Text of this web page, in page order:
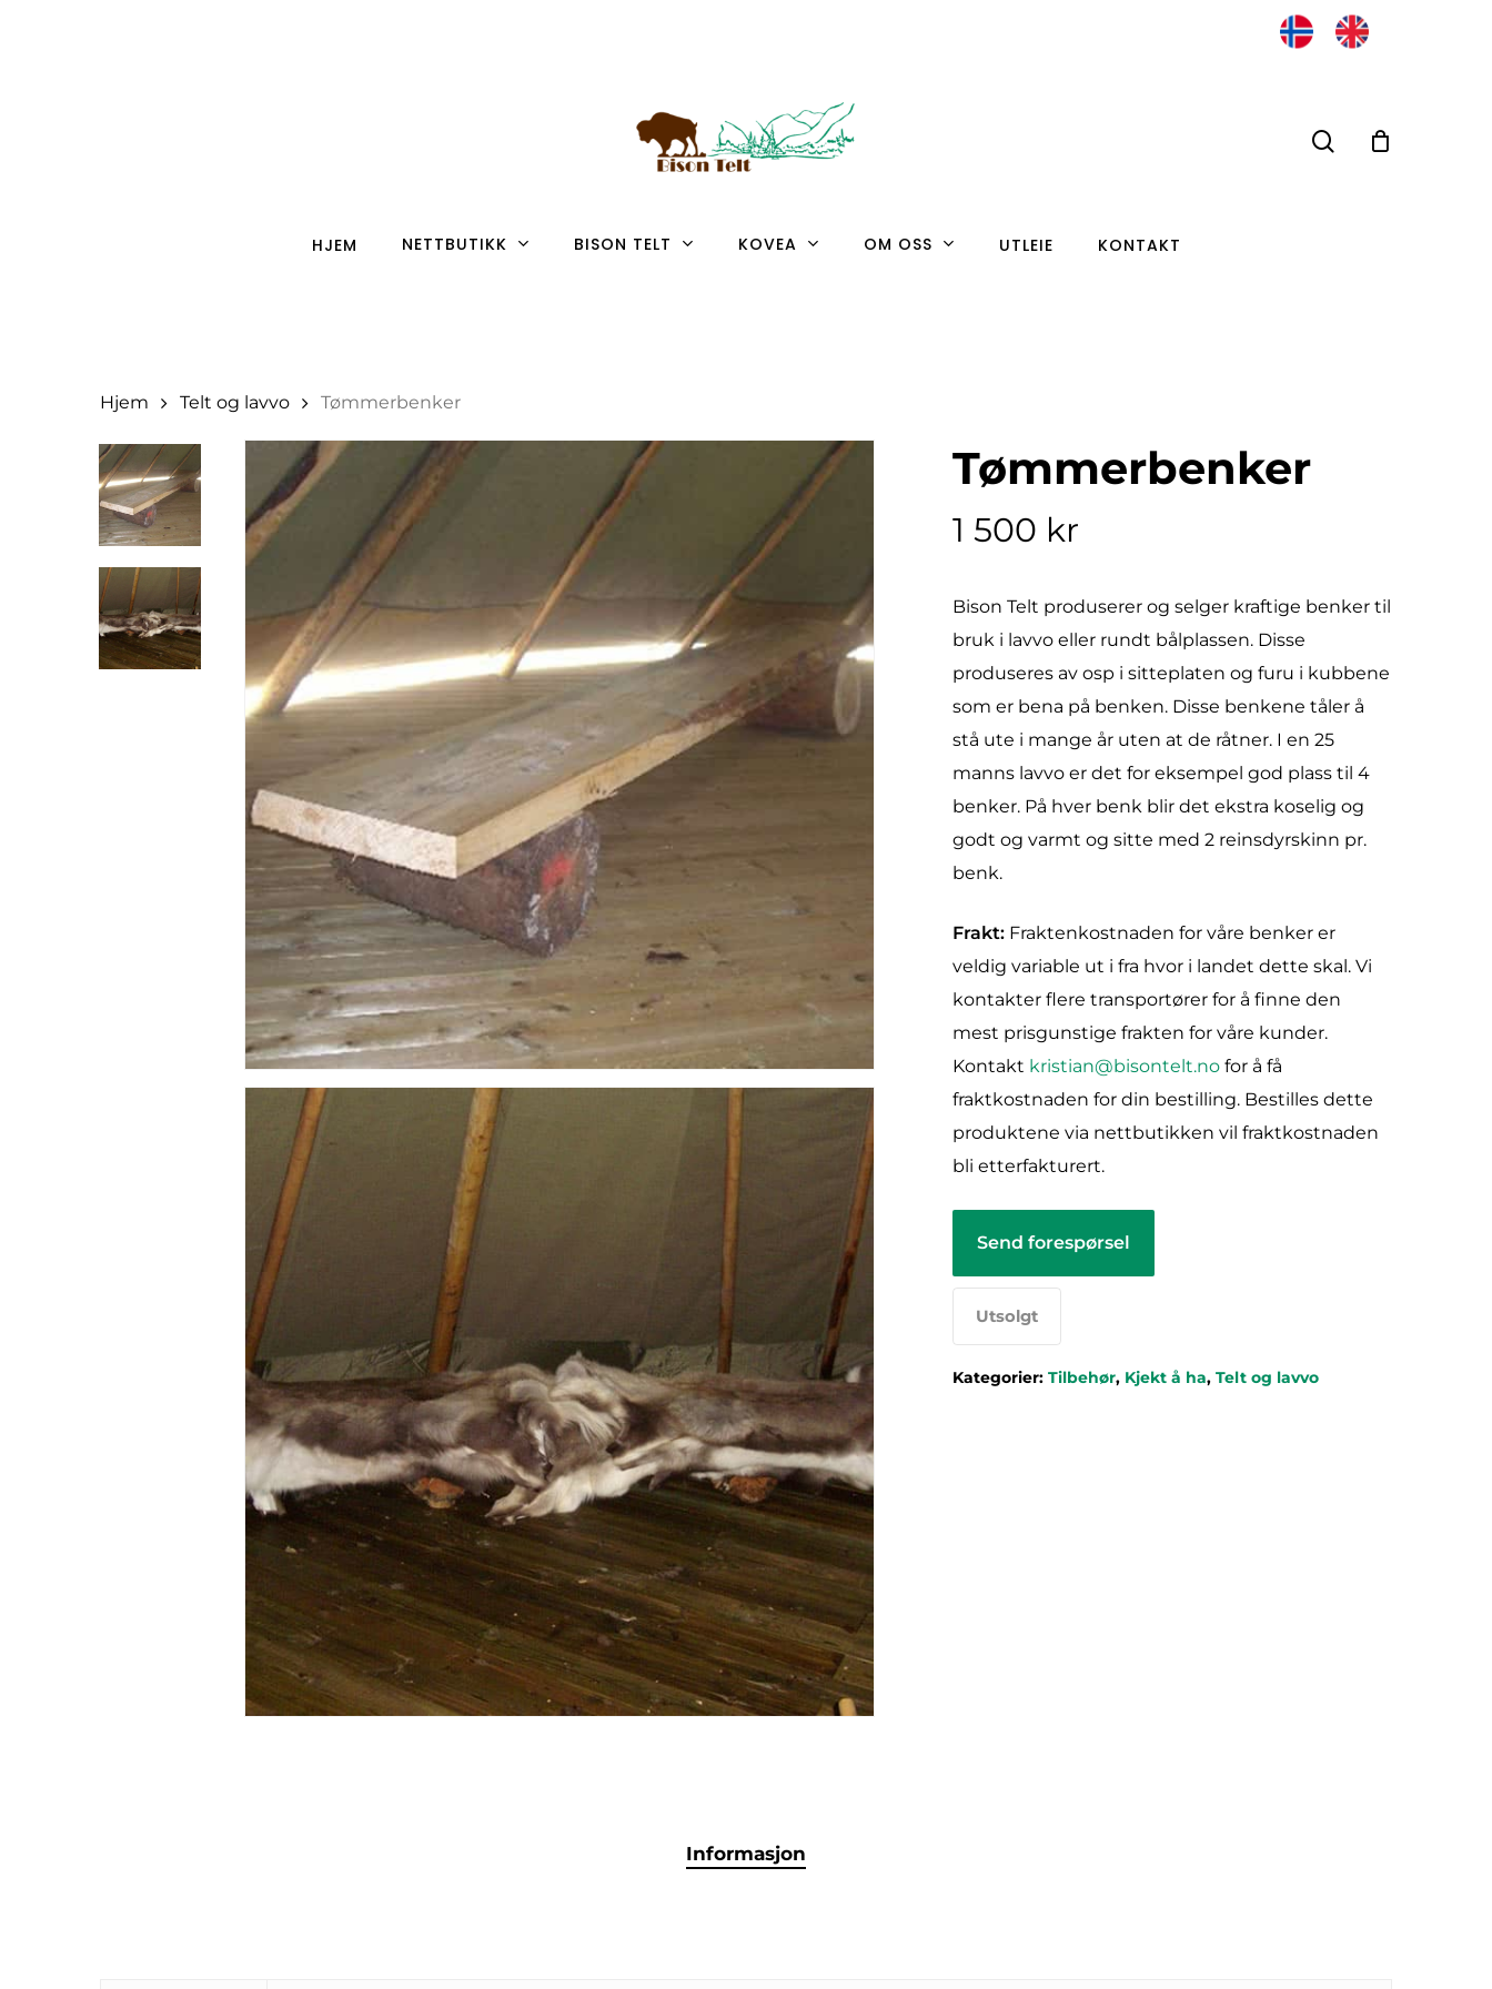
search
HJEM NETTBUTIKK BISON TELT KOVEA OM OSS UTLEIE KONTAKT
Hjem Telt og lavvo Tømmerbenker
Tømmerbenker
1 500 kr
Bison Telt produserer og selger kraftige benker til
bruk i lavvo eller rundt bålplassen. Disse
produseres av osp i sitteplaten og furu i kubbene
som er bena på benken. Disse benkene tåler å
stå ute i mange år uten at de råtner. I en 25
manns lavvo er det for eksempel god plass til 4
benker. På hver benk blir det ekstra koselig og
godt og varmt og sitte med 2 reinsdyrskinn pr.
benk.
Frakt: Fraktenkostnaden for våre benker er
veldig variable ut i fra hvor i landet dette skal. Vi
kontakter flere transportører for å finne den
mest prisgunstige frakten for våre kunder.
Kontakt kristian@bisontelt.no for å få
fraktkostnaden for din bestilling. Bestilles dette
produktene via nettbutikken vil fraktkostnaden
bli etterfakturert.
Send forespørsel
Utsolgt
Kategorier:Tilbehør, Kjekt å ha,Telt og lavvo
Informasjon